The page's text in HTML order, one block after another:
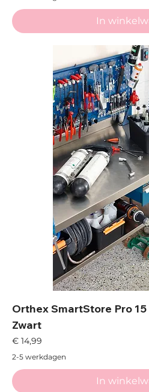
In
Orthex SmartStore Pro
Zwart
Prijs
€ 14,99
2-5 werkdagen
In